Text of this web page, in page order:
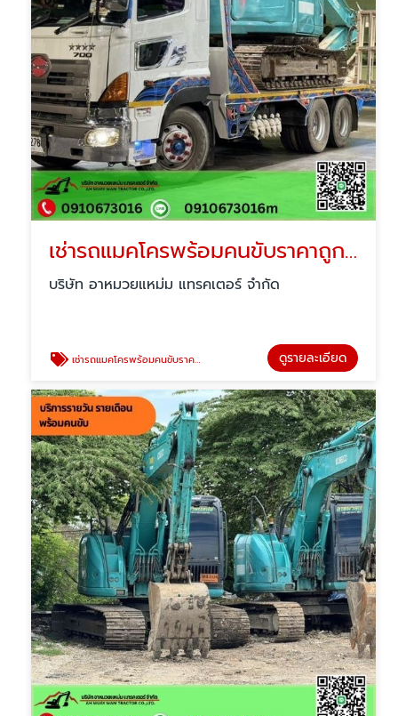
เช่ารถแมคโครพร้อมคนขับราคาถูก นนทบุรี
บริษัท อาหมวยแหม่ม แทรคเตอร์ จำกัด
เช่ารถแมคโครพร้อมคนขับราคาถูก นนทบุรี ดูรายละเอียด